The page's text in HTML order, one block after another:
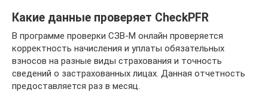
Какие данные проверяет CheckPFR
В программе проверки СЗВ-М онлайн проверяется
корректность начисления и уплаты обязательных
взносов на разные виды страхования и точность
сведений о застрахованных лицах. Данная отчетность
предоставляется раз в месяц.